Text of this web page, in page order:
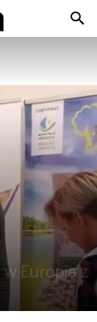
Europie z